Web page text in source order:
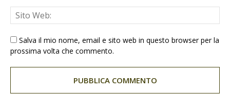
Salva il mio nome, email e sito web in questo browser per la
prossima volta che commento.